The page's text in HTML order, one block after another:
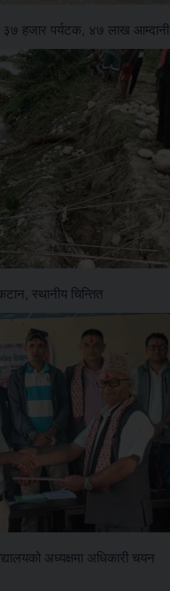
३७ हजार पर्यटक, ४७ लाख आम्दानी
स्थानीय चिन्तित
अध्यक्षमा अधिकारी चयन